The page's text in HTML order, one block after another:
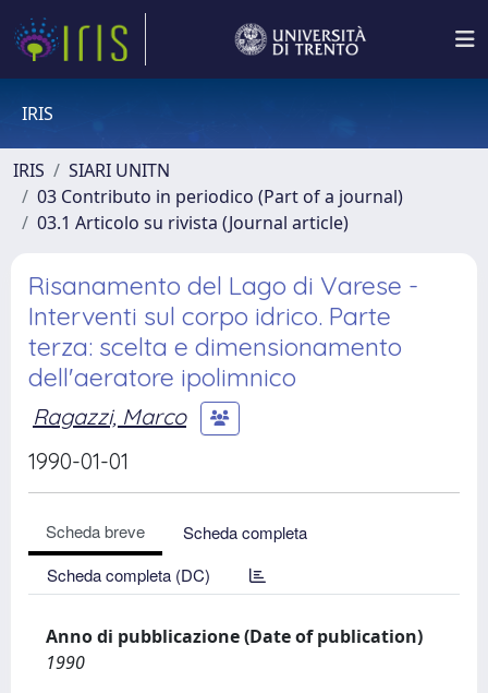
IRIS
IRIS
SIARI UNITN
03 Contributo in periodico (Part of a journal)
03.1 Articolo su rivista (Journal article)
Risanamento del Lago di Varese -
Interventi sul corpo idrico. Parte
terza: scelta e dimensionamento
dell'aeratore ipolimnico
Ragazzi, Marco
1990-01-01
Scheda breve
Scheda completa
Scheda completa (DC)
Anno di pubblicazione (Date of publication)
1990